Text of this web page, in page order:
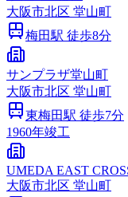
大阪市北区 堂山町
梅田駅 徒歩8分
サンプラザ堂山町
大阪市北区 堂山町
東梅田駅 徒歩7分
1960年竣工
UMEDA EAST
大阪市北区 堂山町